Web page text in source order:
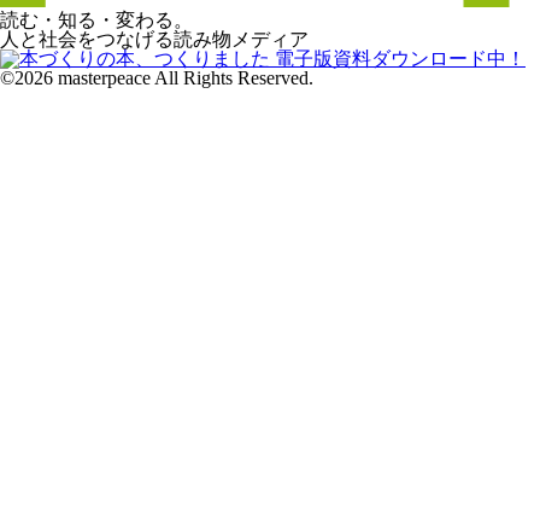
読む・知る・変わる。
人と社会をつなげる読み物メディア
©2026 masterpeace All Rights Reserved.